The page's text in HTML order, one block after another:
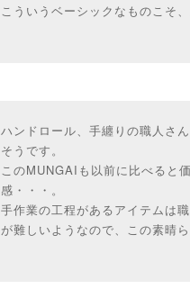
こういうベーシックなものこそ
ハンドロール、手纏りの職人さ
そうです。
このMUNGAIも以前に比べると
感・・・。
手作業の工程があるアイテムは
が難しいようなので、この素晴